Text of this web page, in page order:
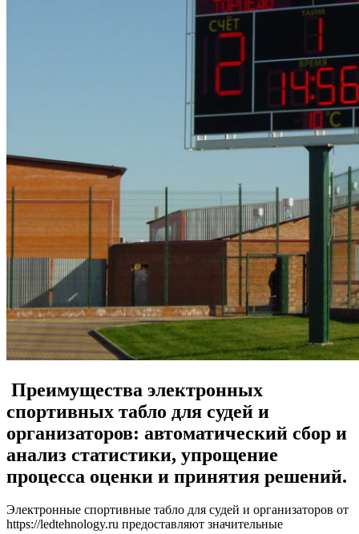
Преимущества электронных
спортивных табло для судей и
организаторов: автоматический сбор и
анализ статистики, упрощение
процесса оценки и принятия решений.
Электронные спортивные табло для судей и организаторов от
https://ledtehnology.ru предоставляют значительные